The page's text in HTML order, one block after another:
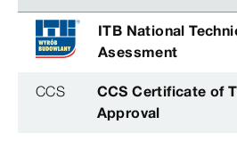
ITB National
Asessment
CCS
CCS Certificate of
Approval